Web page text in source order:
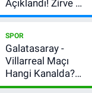
Açıklandı! Zirve El
Değiştirdi:
MasterChef'i
Geride Bıraktı
SPOR
Galatasaray -
Villarreal Maçı
Hangi Kanalda?
Hazırlık Maçı Ne